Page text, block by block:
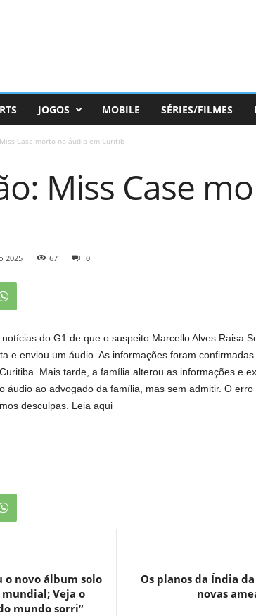
JOGOS MOBILE SÉRIES/FILMES
Case morto no áudio em Curitib
Miss Case
2025 67 0
do G1 de que o suspeito Marcello Alves Raisa
e enviou um áudio. As informações foram
Mais tarde, a família alterou as informações e
áudio ao advogado da família, mas sem admitir. O
desculpas. Leia aqui
o novo álbum solo
Veja o
mundo sorri”
Os planos da Índia
novas